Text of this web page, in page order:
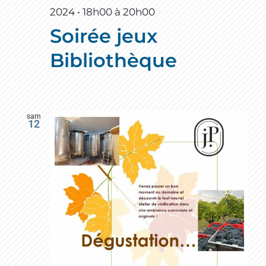
2024 • 18h00 à 20h00
Soirée jeux
Bibliothèque
sam
12